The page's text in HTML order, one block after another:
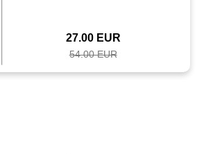
27.00 EUR
54.00 EUR